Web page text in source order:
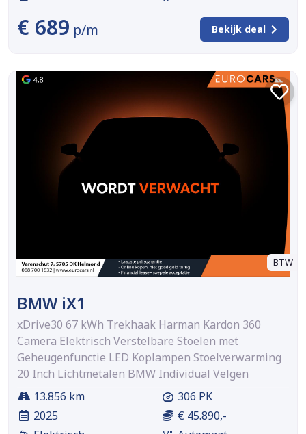
€ 689 p/m Bekijk deal
BTW
BMW iX1
xDrive30 67 kWh Trekhaak Harman Kardon 360
Camera Elektrisch Verstelbare Stoelen met
Geheugenfunctie LED Koplampen Stoelverwarming
20 Inch Lichtmetalen BMW Individual Velgen
13.856 km
2025
306 PK
€ 45.890,-